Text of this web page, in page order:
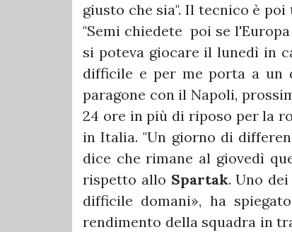
giusto che sia". Il tecnico è
"Semi chiedete poi se
si poteva giocare il lunedì in
difficile e per me porta a un
paragone con il Napoli,
24 ore in più di riposo per la
in Italia. "Un giorno di
dice che rimane al giovedì
rispetto allo Spartak. Uno
difficile domani», ha
rendimento della squadra in